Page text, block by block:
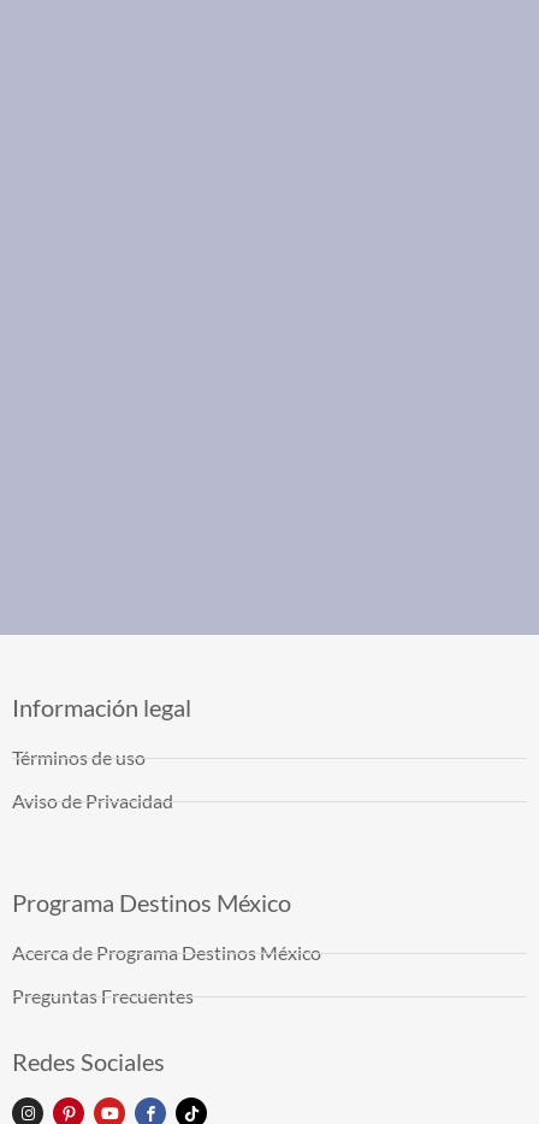
Información legal
Términos de uso
Aviso de Privacidad
Programa Destinos México
Acerca de Programa Destinos México
Preguntas Frecuentes
Redes Sociales